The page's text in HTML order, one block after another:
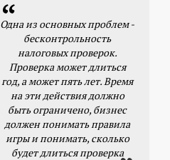
Одна из основных проблем -
бесконтрольность
налоговых проверок.
Проверка может длиться
год, а может пять лет. Время
на эти действия должно
быть ограничено, бизнес
должен понимать правила
игры и понимать, сколько
будет длиться проверка